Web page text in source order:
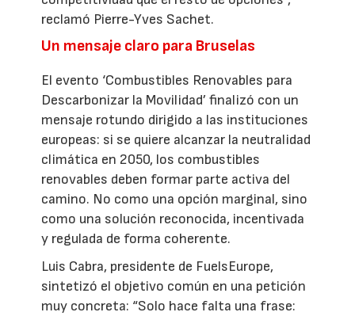
reclamó Pierre-Yves Sachet.
Un mensaje claro para Bruselas
El evento ‘Combustibles Renovables para
Descarbonizar la Movilidad’ finalizó con un
mensaje rotundo dirigido a las instituciones
europeas: si se quiere alcanzar la neutralidad
climática en 2050, los combustibles
renovables deben formar parte activa del
camino. No como una opción marginal, sino
como una solución reconocida, incentivada
y regulada de forma coherente.
Luis Cabra, presidente de FuelsEurope,
sintetizó el objetivo común en una petición
muy concreta: “Solo hace falta una frase: